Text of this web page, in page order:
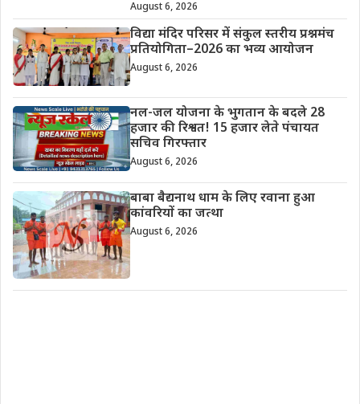
August 6, 2026
विद्या मंदिर परिसर में संकुल स्तरीय प्रश्नमंच
प्रतियोगिता–2026 का भव्य आयोजन
August 6, 2026
नल-जल योजना के भुगतान के बदले 28
हजार की रिश्वत! 15 हजार लेते पंचायत
सचिव गिरफ्तार
August 6, 2026
बाबा बैद्यनाथ धाम के लिए रवाना हुआ
कांवरियों का जत्था
August 6, 2026